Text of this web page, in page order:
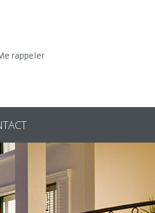
rappeler